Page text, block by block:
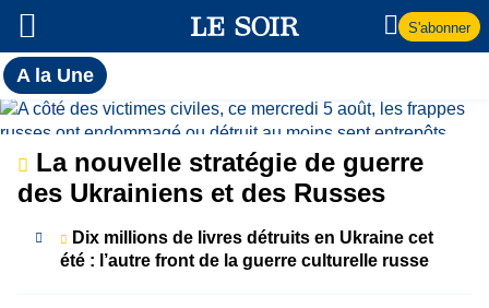
S'abonner
A la UneToutes
l'actualité
du Soir
A
la
Une
La nouvelle stratégie de guerre
des Ukrainiens et des Russes
Dix millions de livres détruits en Ukraine cet
été : l’autre front de la guerre culturelle russe